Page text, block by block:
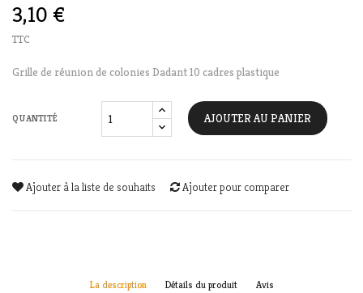
3,10 €
TTC
Grille de réunion de colonies Dadant 10 cadres plastique
QUANTITÉ AJOUTER AU PANIER
Ajouter à la liste de souhaits Ajouter pour comparer
La description Détails du produit Avis